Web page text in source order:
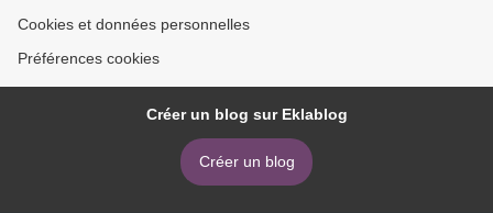
Cookies et données personnelles
Préférences cookies
Créer un blog sur Eklablog
Créer un blog